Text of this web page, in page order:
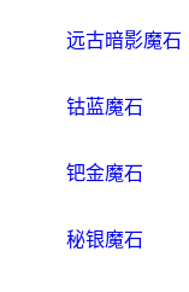
远古暗影魔石
钴蓝魔石
钯金魔石
秘银魔石